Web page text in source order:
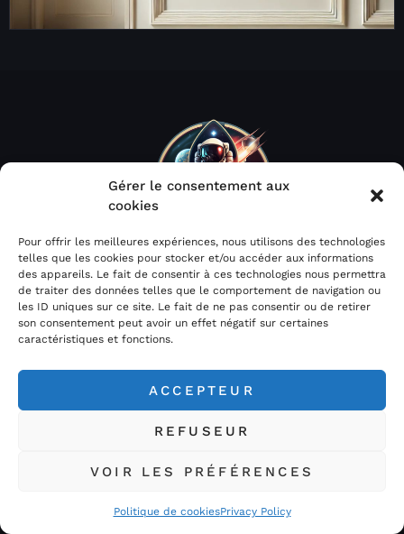
Gérer le consentement aux
cookies
Pour offrir les meilleures expériences, nous utilisons des technologies
telles que les cookies pour stocker et/ou accéder aux informations
des appareils. Le fait de consentir à ces technologies nous permettra
de traiter des données telles que le comportement de navigation ou
les ID uniques sur ce site. Le fait de ne pas consentir ou de retirer
son consentement peut avoir un effet négatif sur certaines
caractéristiques et fonctions.
ACCEPTEUR
REFUSEUR
VOIR LES PRÉFÉRENCES
Politique de cookiesPrivacy Policy
Acheter Météorites.com / Space Rocks est votre
spécialiste de l’astrophotographie et des météorites sous
toutes leurs formes…